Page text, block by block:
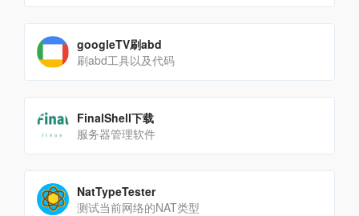
googleTV刷abd
刷abd工具以及代码
FinalShell下载
服务器管理软件
NatTypeTester
测试当前网络的NAT类型